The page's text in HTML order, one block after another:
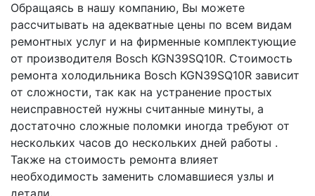
Обращаясь в нашу компанию, Вы можете
рассчитывать на адекватные цены по всем видам
ремонтных услуг и на фирменные комплектующие
от производителя Bosch KGN39SQ10R. Стоимость
ремонта холодильника Bosch KGN39SQ10R зависит
от сложности, так как на устранение простых
неисправностей нужны считанные минуты, а
достаточно сложные поломки иногда требуют от
нескольких часов до нескольких дней работы .
Также на стоимость ремонта влияет
необходимость заменить сломавшиеся узлы и
детали.